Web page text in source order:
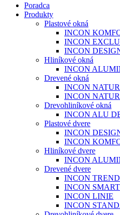
Poradca
Produkty
Plastové okná
INCON
INCON
INCON
Hliníkové okná
INCON
Drevené okná
INCON
INCON
Drevohliníkové okná
INCON ALU
Plastové dvere
INCON
INCON
Hliníkové dvere
INCON
Drevené dvere
INCON TREND
INCON SMART
INCON LINIE
INCON